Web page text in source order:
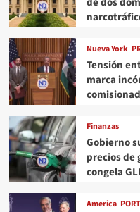
Nueva York
Tensión
marca
Finanzas
Gobierno
precios de
congela
America